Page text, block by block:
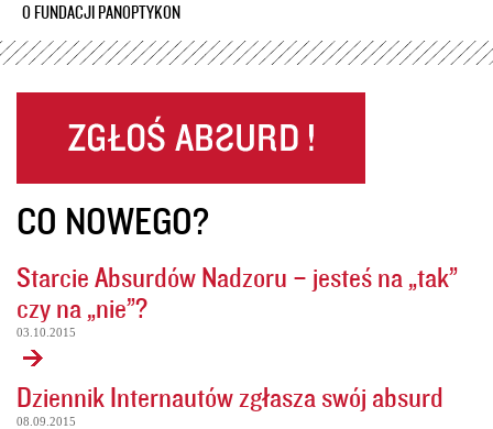
O FUNDACJI PANOPTYKON
CO NOWEGO?
Starcie Absurdów Nadzoru – jesteś na „tak”
czy na „nie”?
03.10.2015
Dziennik Internautów zgłasza swój absurd
08.09.2015